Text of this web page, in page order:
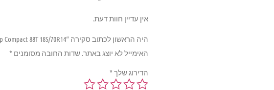
אין עדיין חוות דעת.
היה הראשון לכתוב סקירה “Goodyear EfficientGrip Compact 88T 185/70R14”
האימייל לא יוצג באתר. שדות החובה מסומנים *
הדירוג שלך *